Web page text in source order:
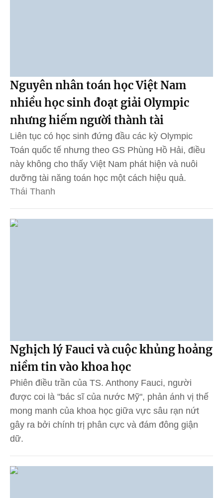
Nguyên nhân toán học Việt Nam
nhiều học sinh đoạt giải Olympic
nhưng hiếm người thành tài
Liên tục có học sinh đứng đầu các kỳ Olympic
Toán quốc tế nhưng theo GS Phùng Hồ Hải, điều
này không cho thấy Việt Nam phát hiện và nuôi
dưỡng tài năng toán học một cách hiệu quả.
Thái Thanh
Nghịch lý Fauci và cuộc khủng hoảng
niềm tin vào khoa học
Phiên điều trần của TS. Anthony Fauci, người
được coi là "bác sĩ của nước Mỹ", phản ánh vị thế
mong manh của khoa học giữa vực sâu rạn nứt
gây ra bởi chính trị phân cực và đám đông giận
dữ.